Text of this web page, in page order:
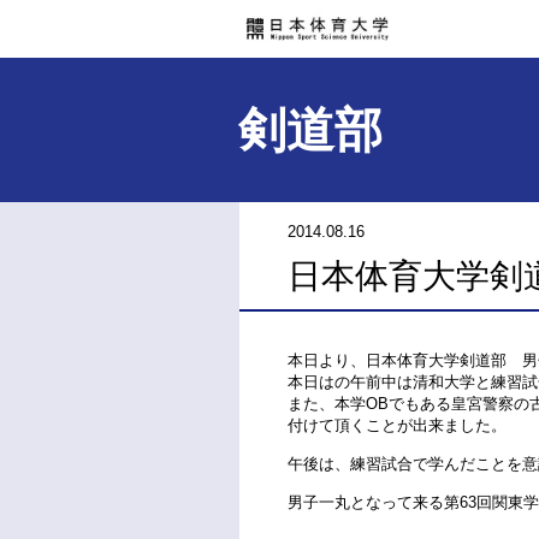
剣道部
2014.08.16
日本体育大学
本日より、日本体育大学剣道部 男
本日はの午前中は清和大学と練習
また、本学OBでもある皇宮警察の
付けて頂くことが出来ました。
午後は、練習試合で学んだことを
男子一丸となって来る第63回関東